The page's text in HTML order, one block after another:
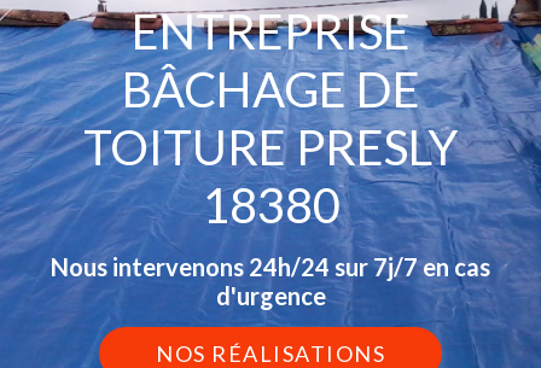
ENTREPRISE
BÂCHAGE DE
TOITURE PRESLY
18380
Nous intervenons 24h/24 sur 7j/7 en cas
d'urgence
NOS RÉALISATIONS